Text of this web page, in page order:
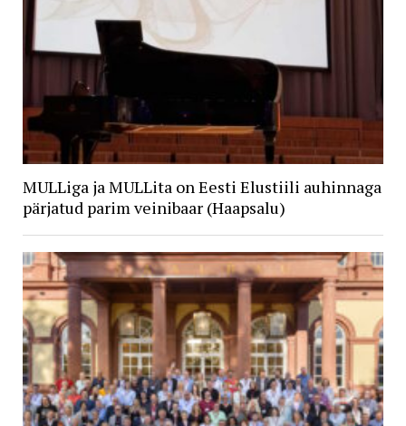
MULLiga ja MULLita on Eesti Elustiili auhinnaga
pärjatud parim veinibaar (Haapsalu)